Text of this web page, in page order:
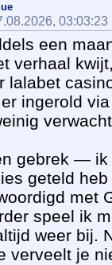
03:03:23
een
verhaal
lalabet
ingerold
gebrek —
geteld
met
speel ik
weer bij.
verveelt je